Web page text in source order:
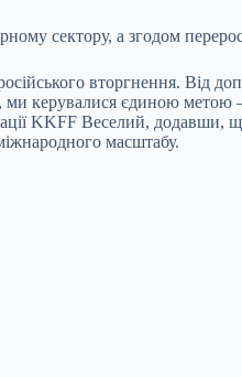
сектору, а згодом
вторгнення. Від
ми керувалися єдиною метою
KKFF Веселий, додавши,
масштабу.